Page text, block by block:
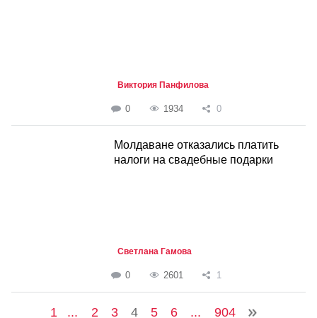
Виктория Панфилова
0 1934 0
Молдаване отказались платить
налоги на свадебные подарки
Светлана Гамова
0 2601 1
1 ... 2 3 4 5 6 ... 904